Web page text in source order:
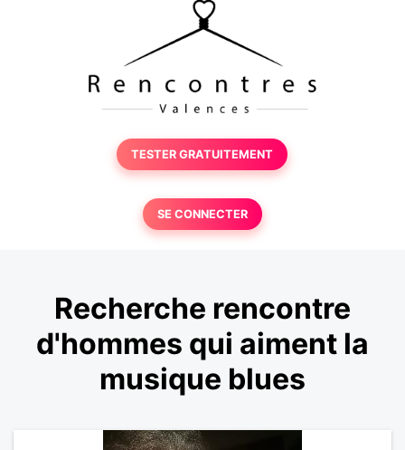
TESTER GRATUITEMENT
SE CONNECTER
Recherche rencontre
d'hommes qui aiment la
musique blues